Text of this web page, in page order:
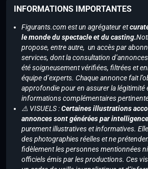
INFORMATIONS IMPORTANTES
Figurants.com est un agrégateur et
le monde du spectacle et du casting.
propose, entre autre, un accès par
services, dont la consultation
été soigneusement vérifiées, filtrées et
équipe d’experts. Chaque annonce fait
approfondie pour en assurer la légitimité
informations complémentaires
⚠️ VISUELS :Certaines illustrations
annonces sont générées par
purement illustratives et informatives.
des photographies réelles et ne
fidèlement les personnes mentionnées
officiels émis par les productions. Ces